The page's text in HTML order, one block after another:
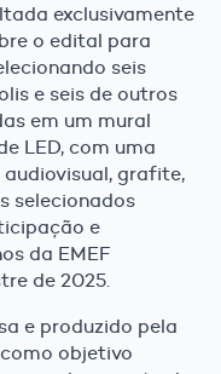
exclusivamente
o edital para
seis
e seis de outros
em um mural
LED, com uma
grafite,
selecionados
e
da EMEF
de 2025.
e produzido pela
objetivo